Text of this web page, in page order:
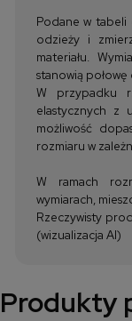
Podane w
odzieży i
materiału.
stanowią
W przypadku
elastycznych z
możliwość
rozmiaru w
W ramach
wymiarach,
Rzeczywisty
(wizualizacja AI)
Produkty